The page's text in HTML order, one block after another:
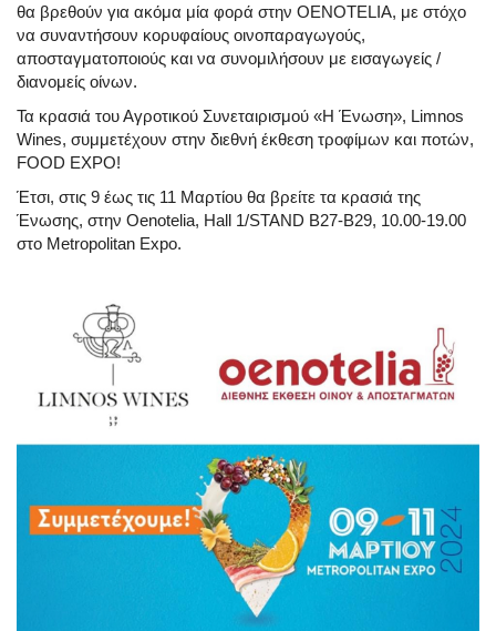
θα βρεθούν για ακόμα μία φορά στην ΟΕΝΟΤΕLIA, με στόχο
να συναντήσουν κορυφαίους οινοπαραγωγούς,
αποσταγματοποιούς και να συνομιλήσουν με εισαγωγείς /
διανομείς οίνων.
Τα κρασιά του Αγροτικού Συνεταιρισμού «Η Ένωση», Limnos
Wines, συμμετέχουν στην διεθνή έκθεση τροφίμων και ποτών,
FOOD EXPO!
Έτσι, στις 9 έως τις 11 Μαρτίου θα βρείτε τα κρασιά της
Ένωσης, στην Oenotelia, Hall 1/STAND B27-B29, 10.00-19.00
στο Metropolitan Expo.